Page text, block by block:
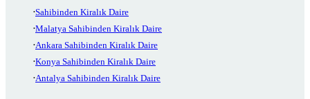
Sahibinden Kiralık Daire
Malatya Sahibinden Kiralık Daire
Ankara Sahibinden Kiralık Daire
Konya Sahibinden Kiralık Daire
Antalya Sahibinden Kiralık Daire